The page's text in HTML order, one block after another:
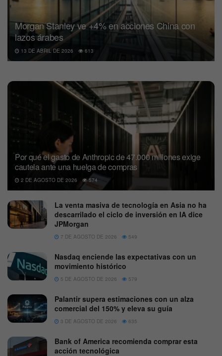
Morgan Stanley ve +4% en acciones China con
lazos árabes
13 DE ABRIL DE 2026 613
Por qué el gasto de Anthropic de 47.000 millones exige
cautela ante una huelga de compras
2 DE AGOSTO DE 2026 574
La venta masiva de tecnología en Asia no ha
descarrilado el ciclo de inversión en IA dice
JPMorgan
7 DE AGOSTO DE 2026 549
Nasdaq enciende las expectativas con un
movimiento histórico
5 DE AGOSTO DE 2026 579
Palantir supera estimaciones con un alza
comercial del 150% y eleva su guía
3 DE AGOSTO DE 2026 635
Bank of America recomienda comprar esta
acción tecnológica